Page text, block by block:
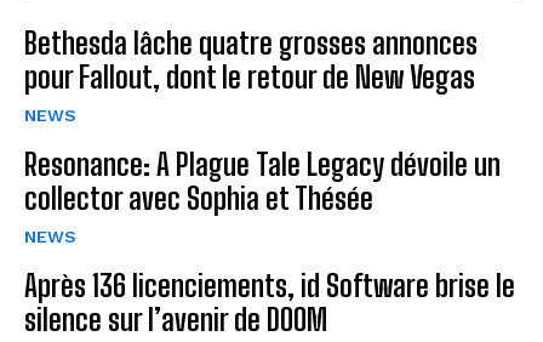
Bethesda lâche quatre grosses annonces
pour Fallout, dont le retour de New Vegas
NEWS
Resonance: A Plague Tale Legacy dévoile un
collector avec Sophia et Thésée
NEWS
Après 136 licenciements, id Software brise le
silence sur l’avenir de DOOM